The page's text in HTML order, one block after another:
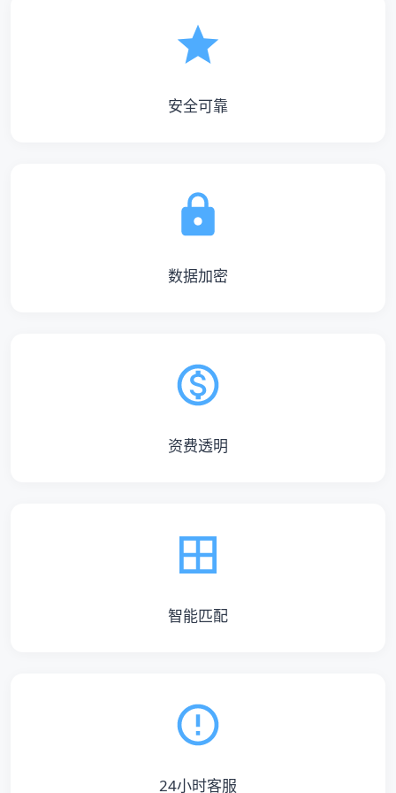
安全可靠
数据加密
资费透明
智能匹配
24小时客服